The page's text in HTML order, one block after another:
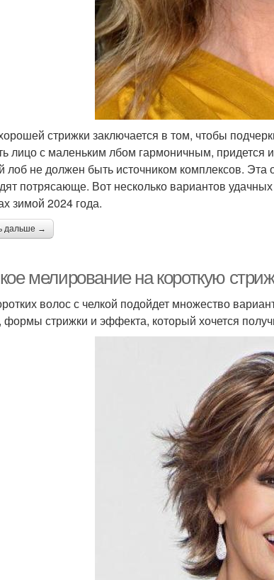
стрижки заключается в том, чтобы
лицо с маленьким лбом гармоничным, придется
лоб не должен быть источником комплексов.
потрясающе. Вот несколько вариантов
зимой 2024 года.
дальше →
мелирование на короткую
волос с челкой подойдет множество
формы стрижки и эффекта, который хочется